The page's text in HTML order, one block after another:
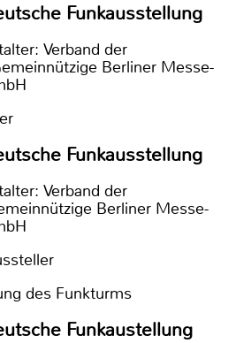
Funkausstellung
Verband der
Berliner Messe-
Funkausstellung
Verband der
Berliner Messe-
des Funkturms
Funkaustellung